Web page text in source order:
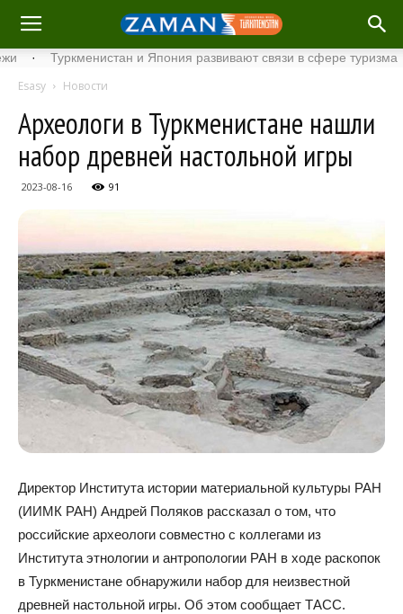
Туркменистан и Япония развивают связи в сфере туризма ·
Esasy Новости
Археологи в Туркменистане нашли
набор древней настольной игры
2023-08-16 91
Директор Института истории материальной культуры РАН
(ИИМК РАН) Андрей Поляков рассказал о том, что
российские археологи совместно с коллегами из
Института этнологии и антропологии РАН в ходе раскопок
в Туркменистане обнаружили набор для неизвестной
древней настольной игры. Об этом сообщает ТАСС.